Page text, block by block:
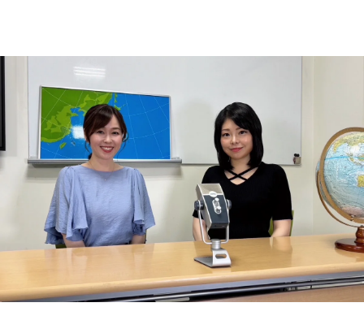
お知らせ
イベント・グッズ
YouTube
会社情報